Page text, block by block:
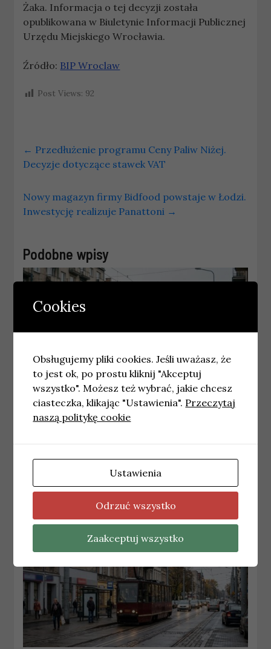
Żaka. Informacja o tej decyzji została
opublikowana w Biuletynie Informacji Publicznej
Urzędu Miejskiego Wrocławia.
Źródło: BIP Wroclaw
Post Views: 92
← Przedłużenie programu Ceny Paliw Niżej.
Decyzje dotyczące stawek VAT
Nowy magazyn firmy Bidfood powstaje w Łodzi.
Inwestycję realizuje Panattoni →
Podobne wpisy
WROCŁAW
Decyzje dotyczące stawek VAT
19 maja, 2026 redakcja
Cookies
Obsługujemy pliki cookies. Jeśli uważasz, że
to jest ok, po prostu kliknij "Akceptuj
wszystko". Możesz też wybrać, jakie chcesz
ciasteczka, klikając "Ustawienia". Przeczytaj
naszą politykę cookie
Ustawienia
Odrzuć wszystko
Zaakceptuj wszystko